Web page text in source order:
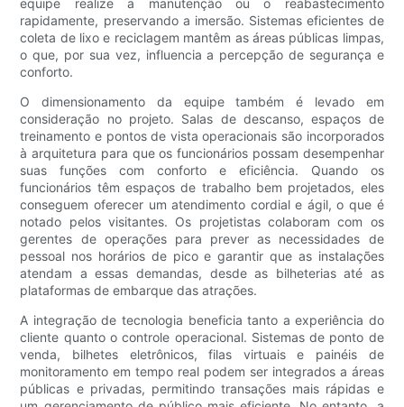
equipe realize a manutenção ou o reabastecimento
rapidamente, preservando a imersão. Sistemas eficientes de
coleta de lixo e reciclagem mantêm as áreas públicas limpas,
o que, por sua vez, influencia a percepção de segurança e
conforto.
O dimensionamento da equipe também é levado em
consideração no projeto. Salas de descanso, espaços de
treinamento e pontos de vista operacionais são incorporados
à arquitetura para que os funcionários possam desempenhar
suas funções com conforto e eficiência. Quando os
funcionários têm espaços de trabalho bem projetados, eles
conseguem oferecer um atendimento cordial e ágil, o que é
notado pelos visitantes. Os projetistas colaboram com os
gerentes de operações para prever as necessidades de
pessoal nos horários de pico e garantir que as instalações
atendam a essas demandas, desde as bilheterias até as
plataformas de embarque das atrações.
A integração de tecnologia beneficia tanto a experiência do
cliente quanto o controle operacional. Sistemas de ponto de
venda, bilhetes eletrônicos, filas virtuais e painéis de
monitoramento em tempo real podem ser integrados a áreas
públicas e privadas, permitindo transações mais rápidas e